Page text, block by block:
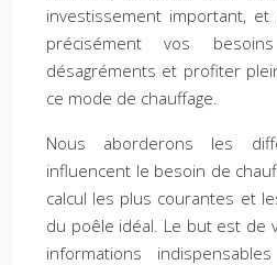
investissement important, et
précisément vos
désagréments et profiter
ce mode de chauffage.
Nous aborderons les
influencent le besoin de
calcul les plus courantes et
du poêle idéal. Le but est de
informations